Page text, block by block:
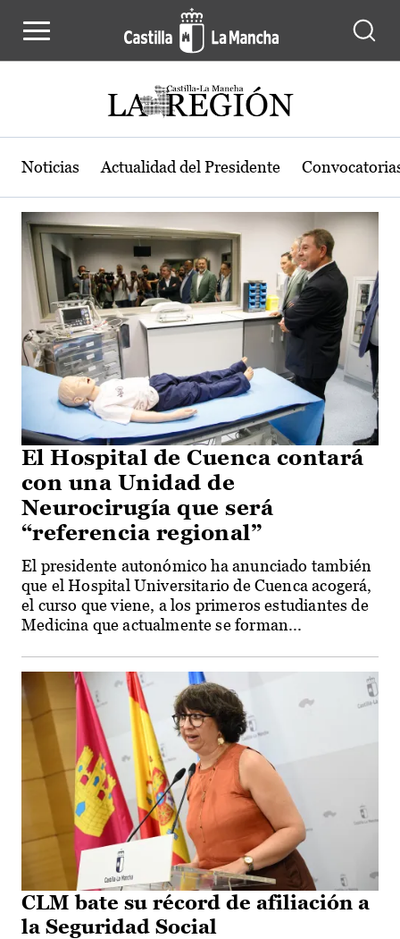
Actualidad de la región de Castilla-
Noticias Actualidad del Presidente
El Hospital de Cuenca contará
con una Unidad de
Neurocirugía que será
“referencia regional”
El presidente autonómico ha anunciado también
que el Hospital Universitario de Cuenca acogerá,
el curso que viene, a los primeros estudiantes de
Medicina que actualmente se forman...
CLM bate su récord de afiliación a
la Seguridad Social